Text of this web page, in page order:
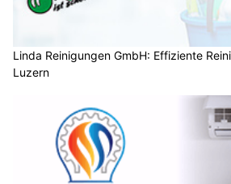
Linda Reinigungen GmbH: Effiziente
Luzern